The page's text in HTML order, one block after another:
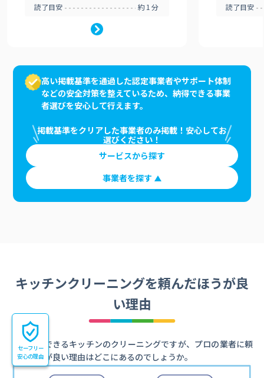
読了目安 約1分 読了目安
高い掲載基準を通過した認定事業者やサポート体制
などの安全対策を整えているため、納得できる事業
者選びを安心して行えます。
掲載基準をクリアした事業者のみ掲載！安心してお
選びください！
サービスから探す
事業者を探す
キッチンクリーニングを頼んだほうが良
い理由
自分でもできるキッチンのクリーニングですが、プロの業者に頼
んだほうが良い理由はどこにあるのでしょうか。
セーフリー
安心の理由